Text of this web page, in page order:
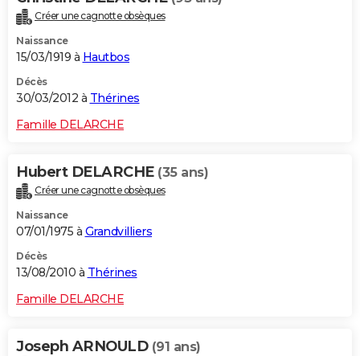
Créer une cagnotte obsèques
Naissance
15/03/1919 à Hautbos
Décès
30/03/2012 à Thérines
Famille DELARCHE
Hubert DELARCHE (35 ans)
Créer une cagnotte obsèques
Naissance
07/01/1975 à Grandvilliers
Décès
13/08/2010 à Thérines
Famille DELARCHE
Joseph ARNOULD (91 ans)